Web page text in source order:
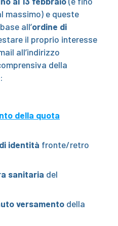
massimo) e queste
all’ordine di
il proprio interesse
all’indirizzo
della
della quota
identità fronte/retro
sanitaria del
versamento della